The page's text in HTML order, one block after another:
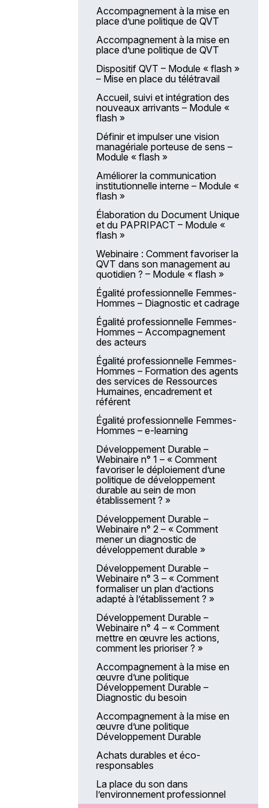
Annonce et accompagnement
d’une mauvaise nouvelle
médicale
Identifier et accompagner les
proches aidants : Initier des
actions auprès de ces publics et
partenaires extérieurs
Repérage, diagnostic et prise en
charge de l’endométriose –
Module 1 - Diagnostic
Repérage, diagnostic et prise en
charge de l’endométriose –
Module 2 - Prise en charge
Bientraitance des personnes
accueillies
Prise en charge de la dénutrition
des personnes âgées
Prise en charge des troubles de
la déglutition
Connaissance de la personne
âgée à destination du personnel
non soignant
Parcours modulaire sur les
fondamentaux de la prise en
soin de la personne âgée –
Module 1 - Comprendre et mieux
ressentir les effets du
vieillissement
Parcours modulaire sur les
fondamentaux de la prise en
soin de la personne âgée –
Module 2 - Les fondamentaux
de la gériatrie
Parcours modulaire sur les
fondamentaux de la prise en
soin de la personne âgée –
Module 3 - Missions et rôles des
ASH dans l’aide à la personne
âgée
Parcours modulaire sur les
fondamentaux de la prise en
soin de la personne âgée –
Module 4 - Connaissance et
bonne utilisation de la grille
AGGIR
Qualité de la prestation hôtelière
en EHPAD – Le service des
repas
Construire un projet d’animation
et des activités/ateliers
spécifiques en établissement
Élaborer et construire un projet
socio-culturel, artistique, sportif,
collaboratif, dans ou hors les
murs d’un établissement pour les
patients
Soins et hygiène des pieds des
personnes âgées
Image de soi : soins esthétiques
médiateurs de la relation d’aide
Comprendre et prendre en
charge les personnes atteintes
de troubles démentiels en
EHPAD
la FPH
Organisation du temps de travail
et méthodologie de construction
de cycles de travail
Travailler avec l’intelligence
artificielle (IA)
Accompagnement VAE
collective
L’entretien professionnel pour les
évaluateurs Module 4 – La
préparation d’un entretien délicat
Entretien professionnel pour les
évaluateurs –Formation e-
learning « Réglementation,
enjeux et mise en œuvre de
l’entretien professionnel »
L’entretien professionnel pour les
évalués – Se préparer et préparer
son entretien professionnel
Entretien professionnel pour les
évalués – Sensibilisation à la
préparation de l’entretien
professionnel (Mobile-learning)
Accompagnement à la mise en
place d’une politique de QVT
Accompagnement à la mise en
place d’une politique de QVT
Dispositif QVT – Module « flash »
– Mise en place du télétravail
Accueil, suivi et intégration des
nouveaux arrivants – Module «
flash »
Définir et impulser une vision
managériale porteuse de sens –
Module « flash »
Améliorer la communication
institutionnelle interne – Module «
flash »
Élaboration du Document Unique
et du PAPRIPACT – Module «
flash »
Webinaire : Comment favoriser la
QVT dans son management au
quotidien ? – Module « flash »
Égalité professionnelle Femmes-
Hommes – Diagnostic et cadrage
Égalité professionnelle Femmes-
Hommes – Accompagnement
des acteurs
Égalité professionnelle Femmes-
Hommes – Formation des agents
des services de Ressources
Humaines, encadrement et
référent
Égalité professionnelle Femmes-
Hommes – e-learning
Développement Durable –
Webinaire n° 1 – « Comment
favoriser le déploiement d’une
politique de développement
durable au sein de mon
établissement ? »
Développement Durable –
Webinaire n° 2 – « Comment
mener un diagnostic de
développement durable »
Développement Durable –
Webinaire n° 3 – « Comment
formaliser un plan d’actions
adapté à l’établissement ? »
Développement Durable –
Webinaire n° 4 – « Comment
mettre en œuvre les actions,
comment les prioriser ? »
Accompagnement à la mise en
œuvre d’une politique
Développement Durable –
Diagnostic du besoin
Accompagnement à la mise en
œuvre d’une politique
Développement Durable
Achats durables et éco-
responsables
La place du son dans
l’environnement professionnel